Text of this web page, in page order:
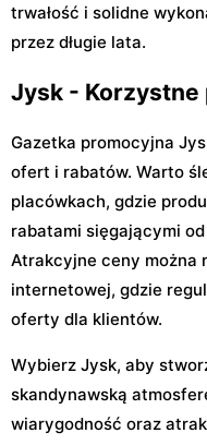
trwałość i solidne
przez długie lata.
Jysk - Korzystne
Gazetka promocyjna
ofert i rabatów. Warto
placówkach, gdzie
rabatami sięgającymi
Atrakcyjne ceny można
internetowej, gdzie
oferty dla klientów.
Wybierz Jysk, aby
skandynawską
wiarygodność oraz